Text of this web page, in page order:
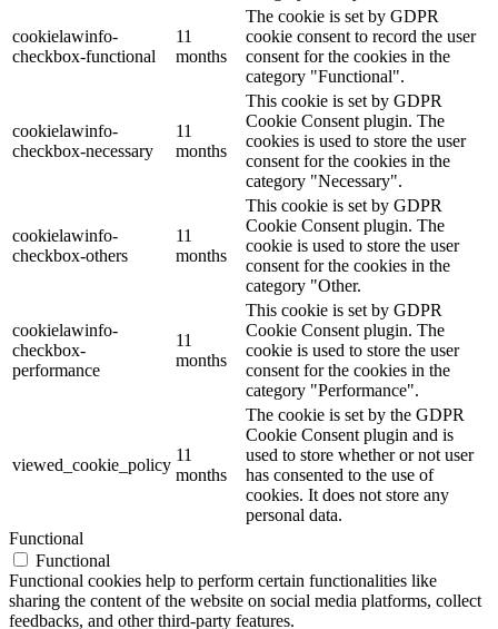
cookielawinfo-
checkbox-functional
11
months
The cookie is set by GDPR
cookie consent to record the user
consent for the cookies in the
category "Functional".
cookielawinfo-
checkbox-necessary
11
months
This cookie is set by GDPR
Cookie Consent plugin. The
cookies is used to store the user
consent for the cookies in the
category "Necessary".
cookielawinfo-
checkbox-others
11
months
This cookie is set by GDPR
Cookie Consent plugin. The
cookie is used to store the user
consent for the cookies in the
category "Other.
cookielawinfo-
checkbox-
performance
11
months
This cookie is set by GDPR
Cookie Consent plugin. The
cookie is used to store the user
consent for the cookies in the
category "Performance".
viewed_cookie_policy
11
months
The cookie is set by the GDPR
Cookie Consent plugin and is
used to store whether or not user
has consented to the use of
cookies. It does not store any
personal data.
Functional
Functional
Functional cookies help to perform certain functionalities like
sharing the content of the website on social media platforms, collect
feedbacks, and other third-party features.